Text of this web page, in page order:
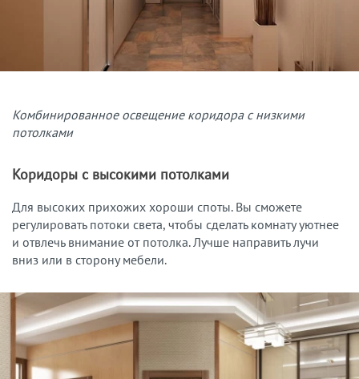
Комбинированное освещение коридора с низкими
потолками
Коридоры с высокими потолками
Для высоких прихожих хороши споты. Вы сможете
регулировать потоки света, чтобы сделать комнату уютнее
и отвлечь внимание от потолка. Лучше направить лучи
вниз или в сторону мебели.